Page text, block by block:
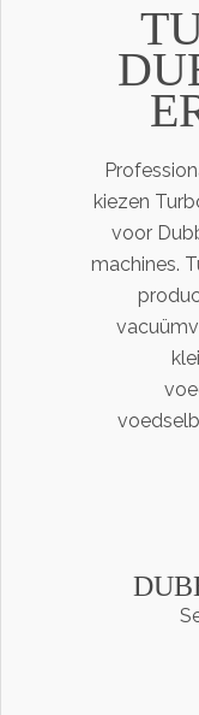
SUPPORT
kiezen
voor
machines.